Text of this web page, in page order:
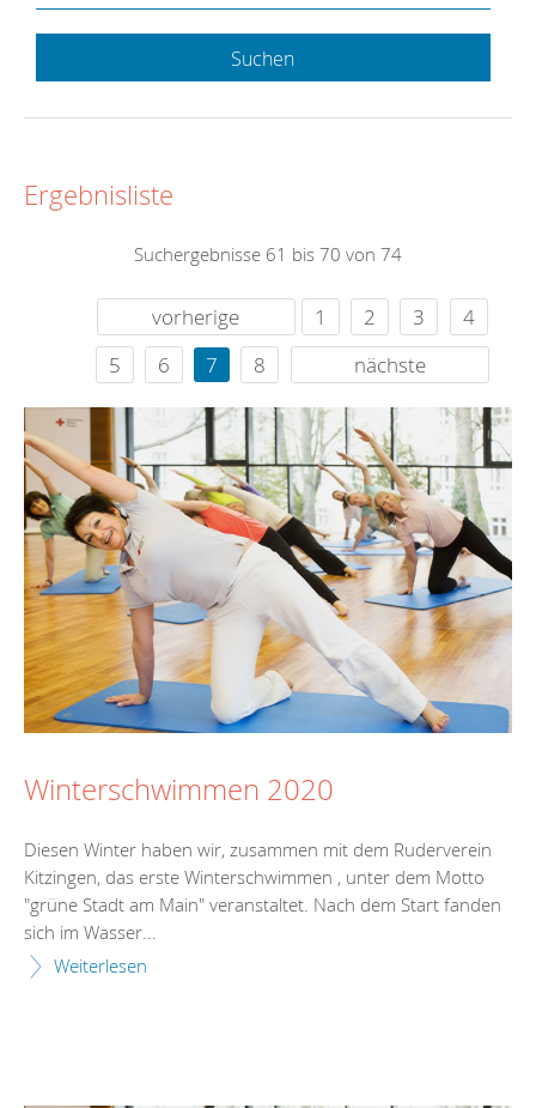
Suchen
Ergebnisliste
Suchergebnisse 61 bis 70 von 74
vorherige 1 2 3
4
5
6 7 8 nächste
Winterschwimmen 2020
Diesen Winter haben wir, zusammen mit dem Ruderverein
Kitzingen, das erste Winterschwimmen , unter dem Motto
"grüne Stadt am Main" veranstaltet. Nach dem Start fanden
sich im Wasser...
Weiterlesen